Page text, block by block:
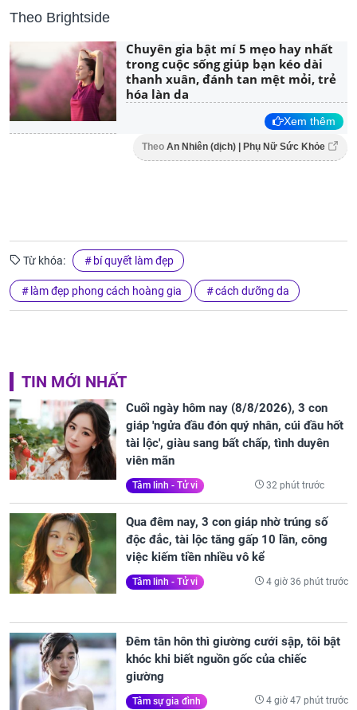
Theo Brightside
Chuyên gia bật mí 5 mẹo hay nhất
trong cuộc sống giúp bạn kéo dài
thanh xuân, đánh tan mệt mỏi, trẻ
hóa làn da
Xem thêm
Theo An Nhiên (dịch) | Phụ Nữ Sức Khỏe
Từ khóa: bí quyết làm đẹp
làm đẹp phong cách hoàng gia cách dưỡng da
TIN MỚI NHẤT
Cuối ngày hôm nay (8/8/2026), 3 con
giáp 'ngửa đầu đón quý nhân, cúi đầu hốt
tài lộc', giàu sang bất chấp, tình duyên
viên mãn
Tâm linh - Tử vi 32 phút trước
Qua đêm nay, 3 con giáp nhờ trúng số
độc đắc, tài lộc tăng gấp 10 lần, công
việc kiếm tiền nhiều vô kể
Tâm linh - Tử vi 4 giờ 36 phút trước
Đêm tân hôn thì giường cưới sập, tôi bật
khóc khi biết nguồn gốc của chiếc
giường
Tâm sự gia đình 4 giờ 47 phút trước